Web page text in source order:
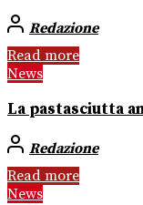
Redazione
Read more
News
La pastasciutta
Redazione
Read more
News